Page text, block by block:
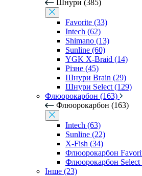
Шнури (385)
Favorite (33)
Intech (62)
Shimano (13)
Sunline (60)
YGK X-Braid (14)
Різне (45)
Шнури Brain (29)
Шнури Select (129)
Флюорокарбон (163)
Флюорокарбон (163)
Intech (63)
Sunline (22)
X-Fish (34)
Флюорокарбон
Флюорокарбон Select
Інше (23)